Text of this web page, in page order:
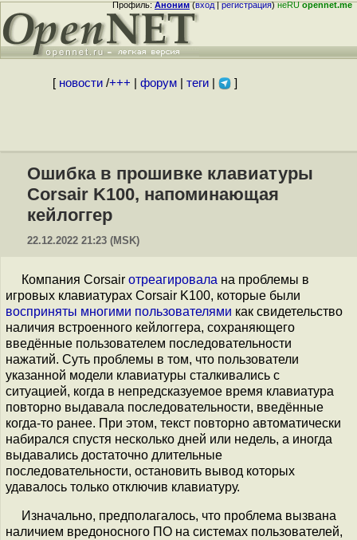
Профиль:Аноним(вход|регистрация)неRUopennet.me
[ новости/+++ форум| теги| ]
Ошибка в прошивке клавиатуры
Corsair K100, напоминающая
кейлоггер
22.12.2022 21:23 (MSK)
Компания Corsair отреагировала на проблемы в
игровых клавиатурах Corsair K100, которые были
восприняты многими пользователями как свидетельство
наличия встроенного кейлоггера, сохраняющего
введённые пользователем последовательности
нажатий. Суть проблемы в том, что пользователи
указанной модели клавиатуры сталкивались с
ситуацией, когда в непредсказуемое время клавиатура
повторно выдавала последовательности, введённые
когда-то ранее. При этом, текст повторно автоматически
набирался спустя несколько дней или недель, а иногда
выдавались достаточно длительные
последовательности, остановить вывод которых
удавалось только отключив клавиатуру.
Изначально, предполагалось, что проблема вызвана
наличием вредоносного ПО на системах пользователей,